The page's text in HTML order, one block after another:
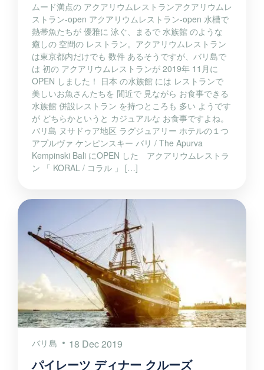
ムード満点の アクアリウムレストランアクアリウムレ
ストラン-open アクアリウムレストラン-open 水槽で
熱帯魚たちが 優雅に 泳ぐ、まるで 水族館 のような
癒しの 空間の レストラン。アクアリウムレストラン
は東京都内だけでも 数件 あるそうですが、バリ島で
は 初の アクアリウムレストランが 2019年 11月に
OPEN しました！ 日本 の水族館 には レストランで
美しいお魚さんたちを 間近で 見ながら お食事できる
水族館 併設レストラン を持つところも 多い ようです
が どちらかというと カジュアルな お食事ですよね。
バリ島 ヌサドゥア地区 ラグジュアリー ホテルの１つ
アプルヴァ ケンピンスキー バリ / The Apurva
Kempinski Bali にOPEN した アクアリウムレストラ
ン 「 KORAL / コラル 」 […]
バリ島 18 Dec 2019
パイレーツ ディナー クルーズ